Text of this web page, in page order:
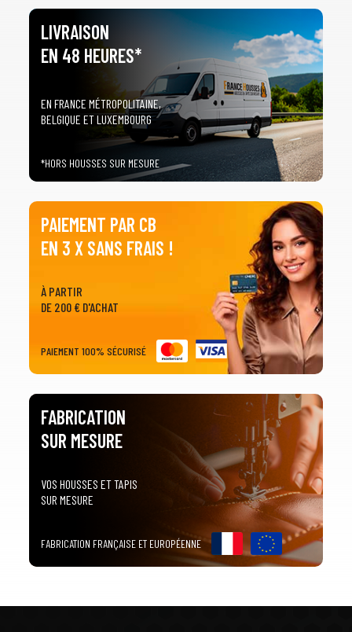
LIVRAISON
EN 48 HEURES*
EN FRANCE MÉTROPOLITAINE,
BELGIQUE ET LUXEMBOURG
*HORS HOUSSES SUR MESURE
PAIEMENT PAR CB
EN 3 X SANS FRAIS !
À PARTIR
DE 200 € D'ACHAT
PAIEMENT 100% SÉCURISÉ
FABRICATION
SUR MESURE
VOS HOUSSES ET TAPIS
SUR MESURE
FABRICATION FRANÇAISE ET EUROPÉENNE